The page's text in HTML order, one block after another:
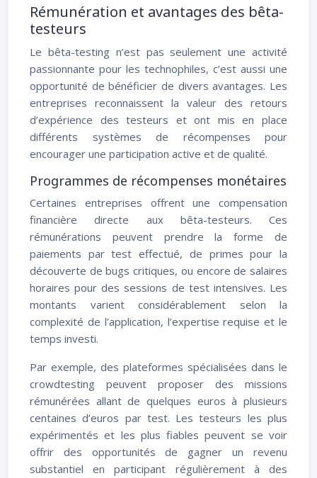
Rémunération et avantages des bêta-
testeurs
Le bêta-testing n’est pas seulement une activité
passionnante pour les technophiles, c’est aussi une
opportunité de bénéficier de divers avantages. Les
entreprises reconnaissent la valeur des retours
d’expérience des testeurs et ont mis en place
différents systèmes de récompenses pour
encourager une participation active et de qualité.
Programmes de récompenses monétaires
Certaines entreprises offrent une compensation
financière directe aux bêta-testeurs. Ces
rémunérations peuvent prendre la forme de
paiements par test effectué, de primes pour la
découverte de bugs critiques, ou encore de salaires
horaires pour des sessions de test intensives. Les
montants varient considérablement selon la
complexité de l’application, l’expertise requise et le
temps investi.
Par exemple, des plateformes spécialisées dans le
crowdtesting peuvent proposer des missions
rémunérées allant de quelques euros à plusieurs
centaines d’euros par test. Les testeurs les plus
expérimentés et les plus fiables peuvent se voir
offrir des opportunités de gagner un revenu
substantiel en participant régulièrement à des